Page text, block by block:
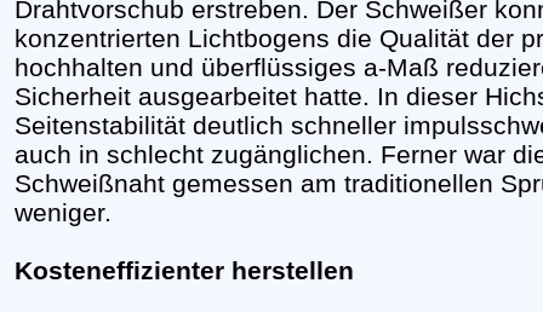
Drahtvorschub erstreben. Der Schweißer
konzentrierten Lichtbogens die Qualität der
hochhalten und überflüssiges a-Maß
Sicherheit ausgearbeitet hatte. In dieser
Seitenstabilität deutlich schneller
auch in schlecht zugänglichen. Ferner war
Schweißnaht gemessen am traditionellen
weniger.
Kosteneffizienter herstellen